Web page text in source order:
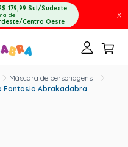
179,99 Sul/Sudeste
de
Centro Oeste
X
Máscara de personagens
Fantasia Abrakadabra